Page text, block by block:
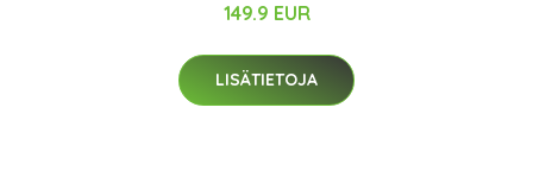
149.9 EUR
LISÄTIETOJA